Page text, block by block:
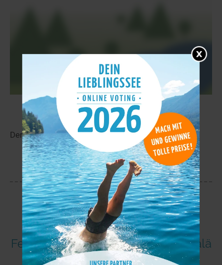
Syväjärvi 5,8 km
Der Syväjärvi liegt in der Nähe von Kalliokoski.
mehr
Ferienunterkünfte in Salo-Miehikkälä